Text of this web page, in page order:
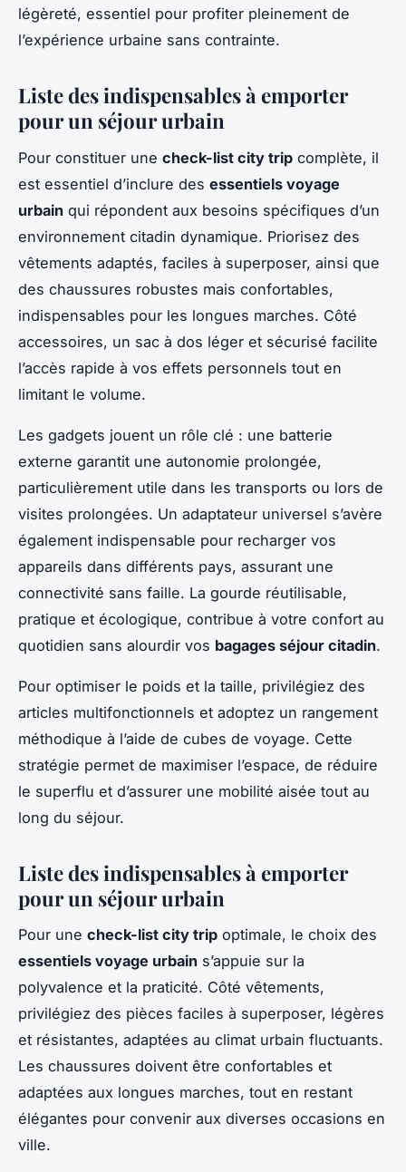
légèreté, essentiel pour profiter pleinement de
l’expérience urbaine sans contrainte.
Liste des indispensables à emporter
pour un séjour urbain
Pour constituer une check-list city trip complète, il
est essentiel d’inclure des essentiels voyage
urbain qui répondent aux besoins spécifiques d’un
environnement citadin dynamique. Priorisez des
vêtements adaptés, faciles à superposer, ainsi que
des chaussures robustes mais confortables,
indispensables pour les longues marches. Côté
accessoires, un sac à dos léger et sécurisé facilite
l’accès rapide à vos effets personnels tout en
limitant le volume.
Les gadgets jouent un rôle clé : une batterie
externe garantit une autonomie prolongée,
particulièrement utile dans les transports ou lors de
visites prolongées. Un adaptateur universel s’avère
également indispensable pour recharger vos
appareils dans différents pays, assurant une
connectivité sans faille. La gourde réutilisable,
pratique et écologique, contribue à votre confort au
quotidien sans alourdir vos bagages séjour citadin.
Pour optimiser le poids et la taille, privilégiez des
articles multifonctionnels et adoptez un rangement
méthodique à l’aide de cubes de voyage. Cette
stratégie permet de maximiser l’espace, de réduire
le superflu et d’assurer une mobilité aisée tout au
long du séjour.
Liste des indispensables à emporter
pour un séjour urbain
Pour une check-list city trip optimale, le choix des
essentiels voyage urbain s’appuie sur la
polyvalence et la praticité. Côté vêtements,
privilégiez des pièces faciles à superposer, légères
et résistantes, adaptées au climat urbain fluctuants.
Les chaussures doivent être confortables et
adaptées aux longues marches, tout en restant
élégantes pour convenir aux diverses occasions en
ville.